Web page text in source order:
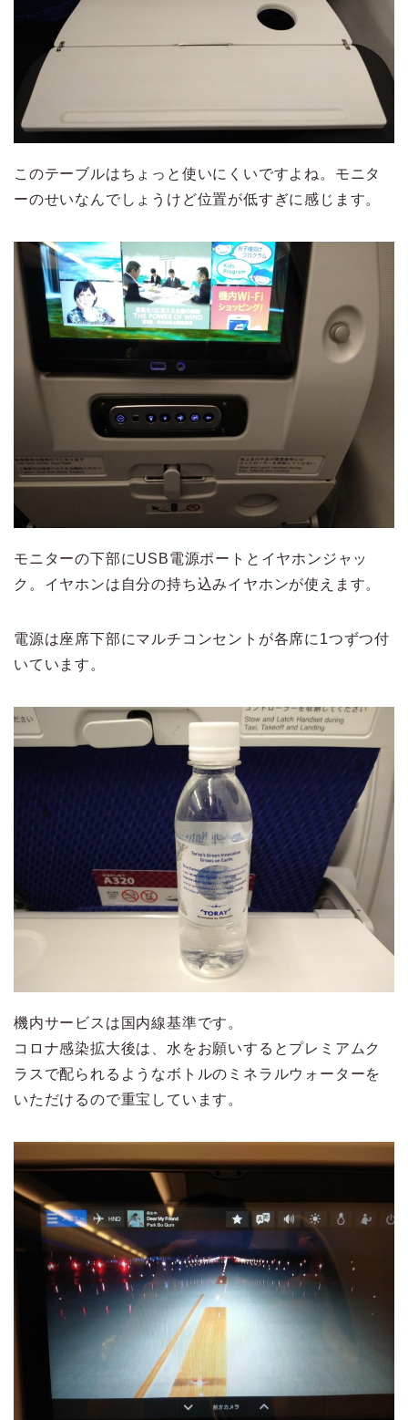
このテーブルはちょっと使いにくいですよね。モニタ
ーのせいなんでしょうけど位置が低すぎに感じます。
モニターの下部にUSB電源ポートとイヤホンジャッ
ク。イヤホンは自分の持ち込みイヤホンが使えます。
電源は座席下部にマルチコンセントが各席に1つずつ付
いています。
機内サービスは国内線基準です。
コロナ感染拡大後は、水をお願いするとプレミアムク
ラスで配られるようなボトルのミネラルウォーターを
いただけるので重宝しています。